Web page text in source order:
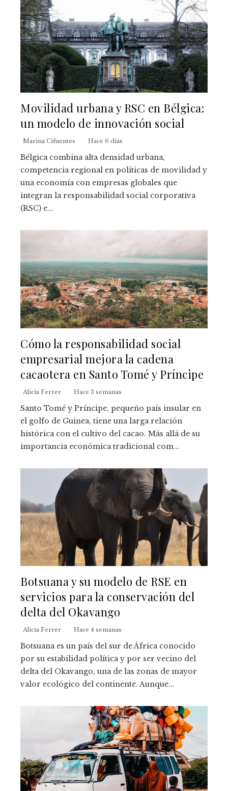
Movilidad urbana y RSC en Bélgica:
un modelo de innovación social
Marina Cifuentes Hace 6 días
Bélgica combina alta densidad urbana,
competencia regional en políticas de movilidad y
una economía con empresas globales que
integran la responsabilidad social corporativa
(RSC) e...
Cómo la responsabilidad social
empresarial mejora la cadena
cacaotera en Santo Tomé y Príncipe
Alicia Ferrer Hace 3 semanas
Santo Tomé y Príncipe, pequeño país insular en
el golfo de Guinea, tiene una larga relación
histórica con el cultivo del cacao. Más allá de su
importancia económica tradicional com...
Botsuana y su modelo de RSE en
servicios para la conservación del
delta del Okavango
Alicia Ferrer Hace 4 semanas
Botsuana es un país del sur de África conocido
por su estabilidad política y por ser vecino del
delta del Okavango, una de las zonas de mayor
valor ecológico del continente. Aunque...